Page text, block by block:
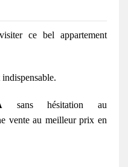
ce bel appartement
sans hésitation au
vente au meilleur prix en